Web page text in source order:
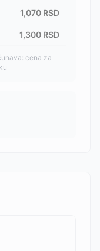
1,070 RSD
1,300 RSD
cena za